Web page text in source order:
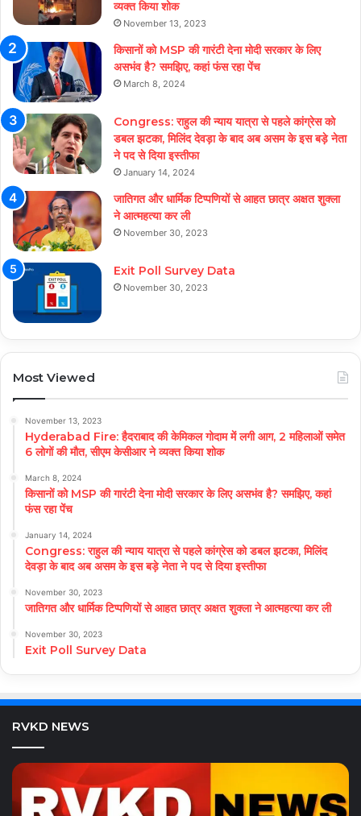
व्यक्त किया शोक
November 13, 2023
किसानों को MSP की गारंटी देना मोदी सरकार के लिए
असभंव है? समझिए, कहां फंस रहा पेंच
March 8, 2024
Congress: राहुल की न्याय यात्रा से पहले कांग्रेस को
डबल झटका, मिलिंद देवड़ा के बाद अब असम के इस बड़े नेता
ने पद से दिया इस्तीफा
January 14, 2024
जातिगत और धार्मिक टिप्पणियों से आहत छात्र अक्षत शुक्ला
ने आत्महत्या कर ली
November 30, 2023
Exit Poll Survey Data
November 30, 2023
Most Viewed
November 13, 2023
Hyderabad Fire: हैदराबाद की केमिकल गोदाम में लगी आग, 2 महिलाओं समेत
6 लोगों की मौत, सीएम केसीआर ने व्यक्त किया शोक
March 8, 2024
किसानों को MSP की गारंटी देना मोदी सरकार के लिए असभंव है? समझिए, कहां
फंस रहा पेंच
January 14, 2024
Congress: राहुल की न्याय यात्रा से पहले कांग्रेस को डबल झटका, मिलिंद
देवड़ा के बाद अब असम के इस बड़े नेता ने पद से दिया इस्तीफा
November 30, 2023
जातिगत और धार्मिक टिप्पणियों से आहत छात्र अक्षत शुक्ला ने आत्महत्या कर ली
November 30, 2023
Exit Poll Survey Data
RVKD NEWS